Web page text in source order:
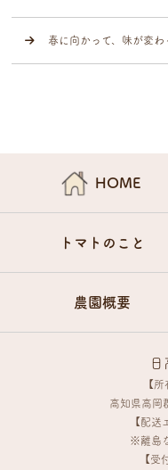
春に向かって、味が変わ
HOME
トマトのこと
農園概要
【
高知県高岡
【配送
※離島
【受